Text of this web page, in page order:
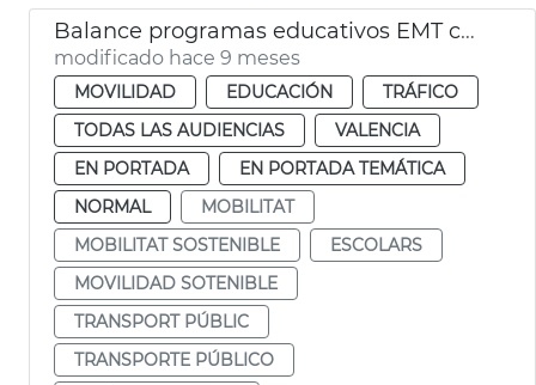
Balance programas educativos EMT curso 2024-25
modificado hace 9 meses
MOVILIDAD EDUCACIÓN
TRÁFICO
TODAS LAS AUDIENCIAS
VALENCIA
EN PORTADA
EN PORTADA TEMÁTICA
NORMAL
MOBILITAT
MOBILITAT SOSTENIBLE
ESCOLARS
MOVILIDAD SOTENIBLE
TRANSPORT PÚBLIC
TRANSPORTE PÚBLICO